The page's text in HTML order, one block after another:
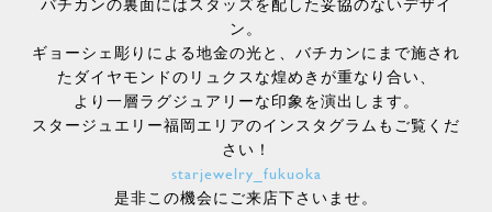
ン。
ギョーシェ彫りによる地金の光と、バチカンにまで施され
たダイヤモンドのリュクスな煌めきが重なり合い、
より一層ラグジュアリーな印象を演出します。
スタージュエリー福岡エリアのインスタグラムもご覧くだ
さい！
starjewelry_fukuoka
是非この機会にご来店下さいませ。